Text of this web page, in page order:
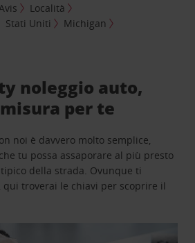
Località
Stati Uniti
Michigan
noleggio auto,
per te
noi è davvero molto semplice,
tu possa assaporare al più presto
della strada. Ovunque ti
troverai le chiavi per scoprire il